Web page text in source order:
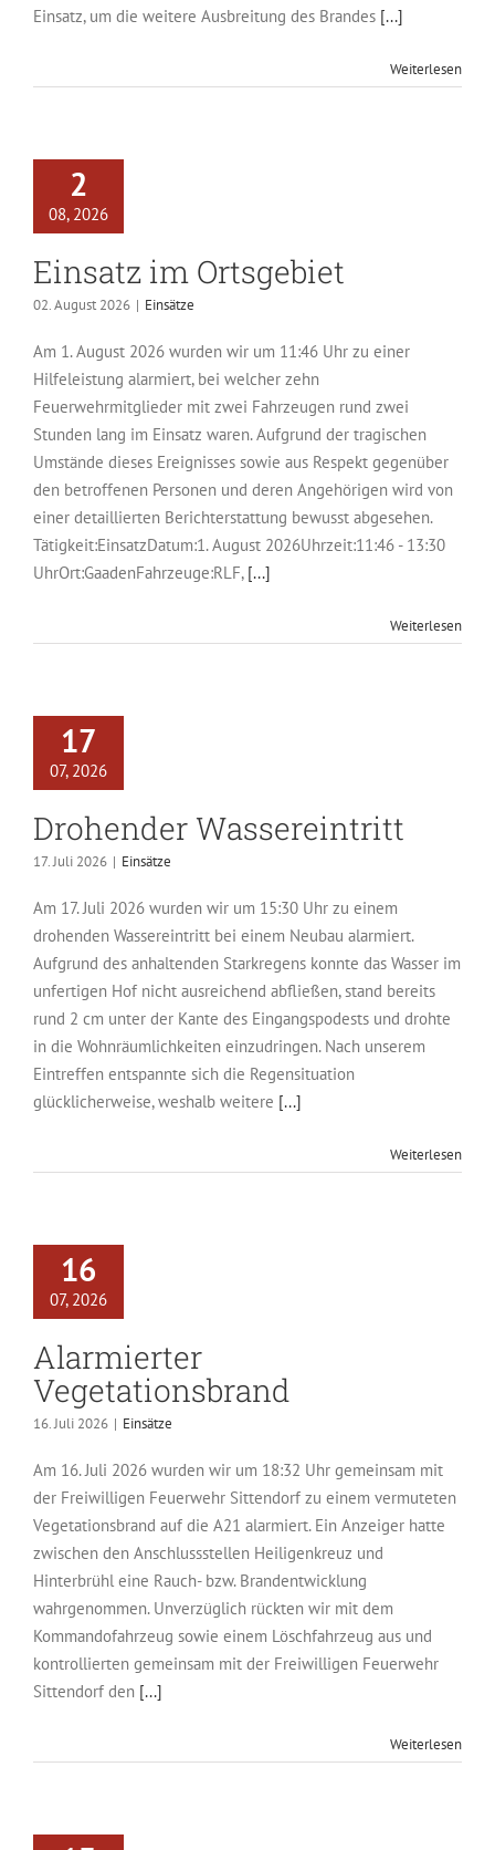
Einsatz, um die weitere Ausbreitung des Brandes [...]
Weiterlesen
2
08, 2026
Einsatz im Ortsgebiet
02. August 2026 | Einsätze
Am 1. August 2026 wurden wir um 11:46 Uhr zu einer
Hilfeleistung alarmiert, bei welcher zehn
Feuerwehrmitglieder mit zwei Fahrzeugen rund zwei
Stunden lang im Einsatz waren. Aufgrund der tragischen
Umstände dieses Ereignisses sowie aus Respekt gegenüber
den betroffenen Personen und deren Angehörigen wird von
einer detaillierten Berichterstattung bewusst abgesehen.
Tätigkeit:EinsatzDatum:1. August 2026Uhrzeit:11:46 - 13:30
UhrOrt:GaadenFahrzeuge:RLF, [...]
Weiterlesen
17
07, 2026
Drohender Wassereintritt
17. Juli 2026 | Einsätze
Am 17. Juli 2026 wurden wir um 15:30 Uhr zu einem
drohenden Wassereintritt bei einem Neubau alarmiert.
Aufgrund des anhaltenden Starkregens konnte das Wasser im
unfertigen Hof nicht ausreichend abfließen, stand bereits
rund 2 cm unter der Kante des Eingangspodests und drohte
in die Wohnräumlichkeiten einzudringen. Nach unserem
Eintreffen entspannte sich die Regensituation
glücklicherweise, weshalb weitere [...]
Weiterlesen
16
07, 2026
Alarmierter
Vegetationsbrand
16. Juli 2026 | Einsätze
Am 16. Juli 2026 wurden wir um 18:32 Uhr gemeinsam mit
der Freiwilligen Feuerwehr Sittendorf zu einem vermuteten
Vegetationsbrand auf die A21 alarmiert. Ein Anzeiger hatte
zwischen den Anschlussstellen Heiligenkreuz und
Hinterbrühl eine Rauch- bzw. Brandentwicklung
wahrgenommen. Unverzüglich rückten wir mit dem
Kommandofahrzeug sowie einem Löschfahrzeug aus und
kontrollierten gemeinsam mit der Freiwilligen Feuerwehr
Sittendorf den [...]
Weiterlesen